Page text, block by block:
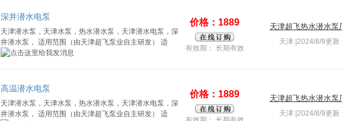
深井潜水电泵
天津潜水泵，天津水泵，热水潜水泵，天津潜水电泵，深
井潜水泵， 适用范围（由天津超飞泵业自主研发） 适
价格：1889
有效期： 长期有效
天津超飞热水潜水泵
天津 |2024/8/9更新
高温潜水电泵
天津潜水泵，天津水泵，热水潜水泵，天津潜水电泵，深
井潜水泵， 适用范围（由天津超飞泵业自主研发） 适
价格：1889 天津超飞热水潜水泵
天津 |2024/8/9更新